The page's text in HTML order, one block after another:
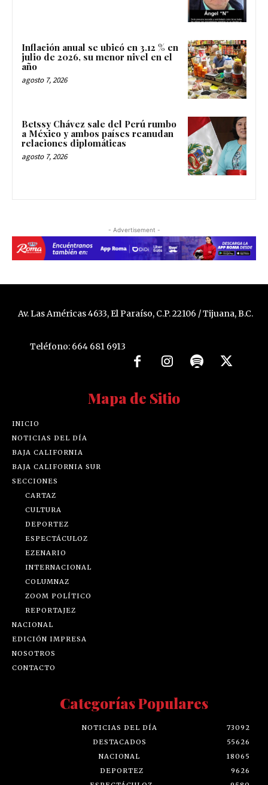
Inflación anual se ubicó en 3.12 % en
julio de 2026, su menor nivel en el
año
agosto 7, 2026
Betssy Chávez sale del Perú rumbo
a México y ambos países reanudan
relaciones diplomáticas
agosto 7, 2026
- Advertisement -
Av. Las Américas 4633, El Paraíso, C.P. 22106 / Tijuana, B.C.
Teléfono: 664 681 6913
Mapa de Sitio
INICIO
NOTICIAS DEL DÍA
BAJA CALIFORNIA
BAJA CALIFORNIA SUR
SECCIONES
CARTAZ
CULTURA
DEPORTEZ
ESPECTÁCULOZ
EZENARIO
INTERNACIONAL
COLUMNAZ
ZOOM POLÍTICO
REPORTAJEZ
NACIONAL
EDICIÓN IMPRESA
NOSOTROS
CONTACTO
Categorías Populares
NOTICIAS DEL DÍA
73092
DESTACADOS
55626
NACIONAL
18065
DEPORTEZ
9626